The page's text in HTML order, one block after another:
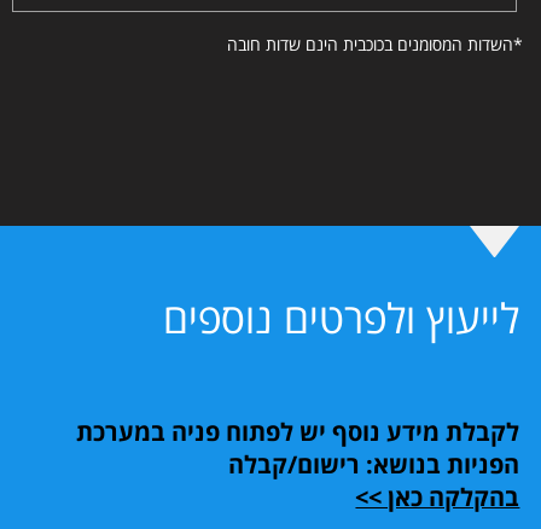
*השדות המסומנים בכוכבית הינם שדות חובה
לייעוץ ולפרטים נוספים
לקבלת מידע נוסף יש לפתוח פניה במערכת
הפניות בנושא: רישום/קבלה
בהקלקה כאן >>